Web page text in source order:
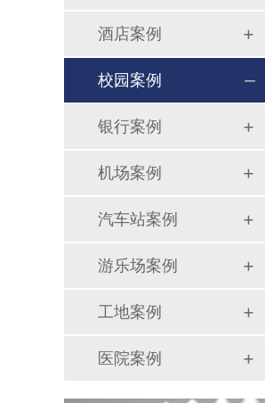
酒店案例
校园案例
银行案例
机场案例
汽车站案例
游乐场案例
工地案例
医院案例